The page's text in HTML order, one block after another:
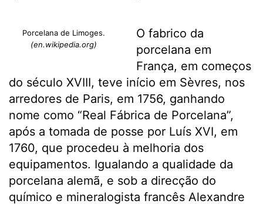
Porcelana de Limoges.
(en.wikipedia.org)
O fabrico da
porcelana em
França, em começos
do século XVIII, teve início em Sèvres, nos
arredores de Paris, em 1756, ganhando
nome como “Real Fábrica de Porcelana”,
após a tomada de posse por Luís XVI, em
1760, que procedeu à melhoria dos
equipamentos. Igualando a qualidade da
porcelana alemã, e sob a direcção do
químico e mineralogista francês Alexandre